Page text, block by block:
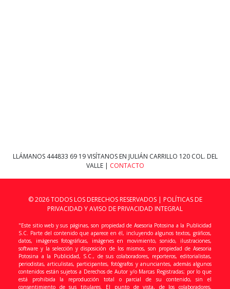
LLÁMANOS 444833 69 19VISÍTANOS EN JULIÁN CARRILLO 120 COL. DEL
VALLE | CONTACTO
© 2026 TODOS LOS DERECHOS RESERVADOS | POLÍTICAS DE
PRIVACIDAD Y AVISO DE PRIVACIDAD INTEGRAL
"Este sitio web y sus páginas, son propiedad de Asesoria Potosina a la Publicidad
S.C. Parte del contenido que aparece en él, incluyendo algunos textos, gráficos,
datos, imágenes fotográficas, imágenes en movimiento, sonido, ilustraciones,
software y la selección y disposición de los mismos, son propiedad de Asesoria
Potosina a la Publicidad, S.C., de sus colaboradores, reporteros, editorialistas,
periodistas, articulistas, participantes, fotógrafos y anunciantes, además algunos
contenidos están sujetos a Derechos de Autor y/o Marcas Registradas; por lo que
está prohibida la reproducción total o parcial de su contenido, sin el
consentimiento de sus titulares. El punto de vista, de los colaboradores,